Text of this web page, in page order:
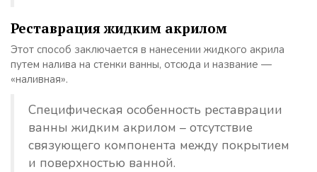
Реставрация жидким акрилом
Этот способ заключается в нанесении жидкого акрила
путем налива на стенки ванны, отсюда и название —
«наливная».
Специфическая особенность реставрации
ванны жидким акрилом – отсутствие
связующего компонента между покрытием
и поверхностью ванной.